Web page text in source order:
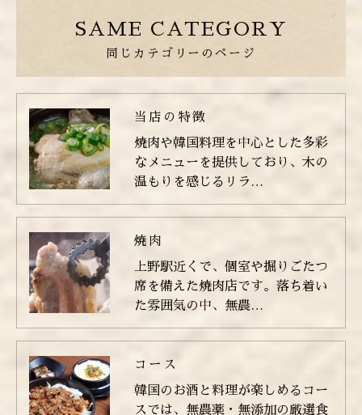
同じカテゴリーのページ
SAME CATEGORY
当店の特徴
焼肉や韓国料理を中心とした多彩
なメニューを提供しており、木の
温もりを感じるリラ…
焼肉
上野駅近くで、個室や掘りごたつ
席を備えた焼肉店です。落ち着い
た雰囲気の中、無農…
コース
韓国のお酒と料理が楽しめるコー
スでは、無農薬・無添加の厳選食